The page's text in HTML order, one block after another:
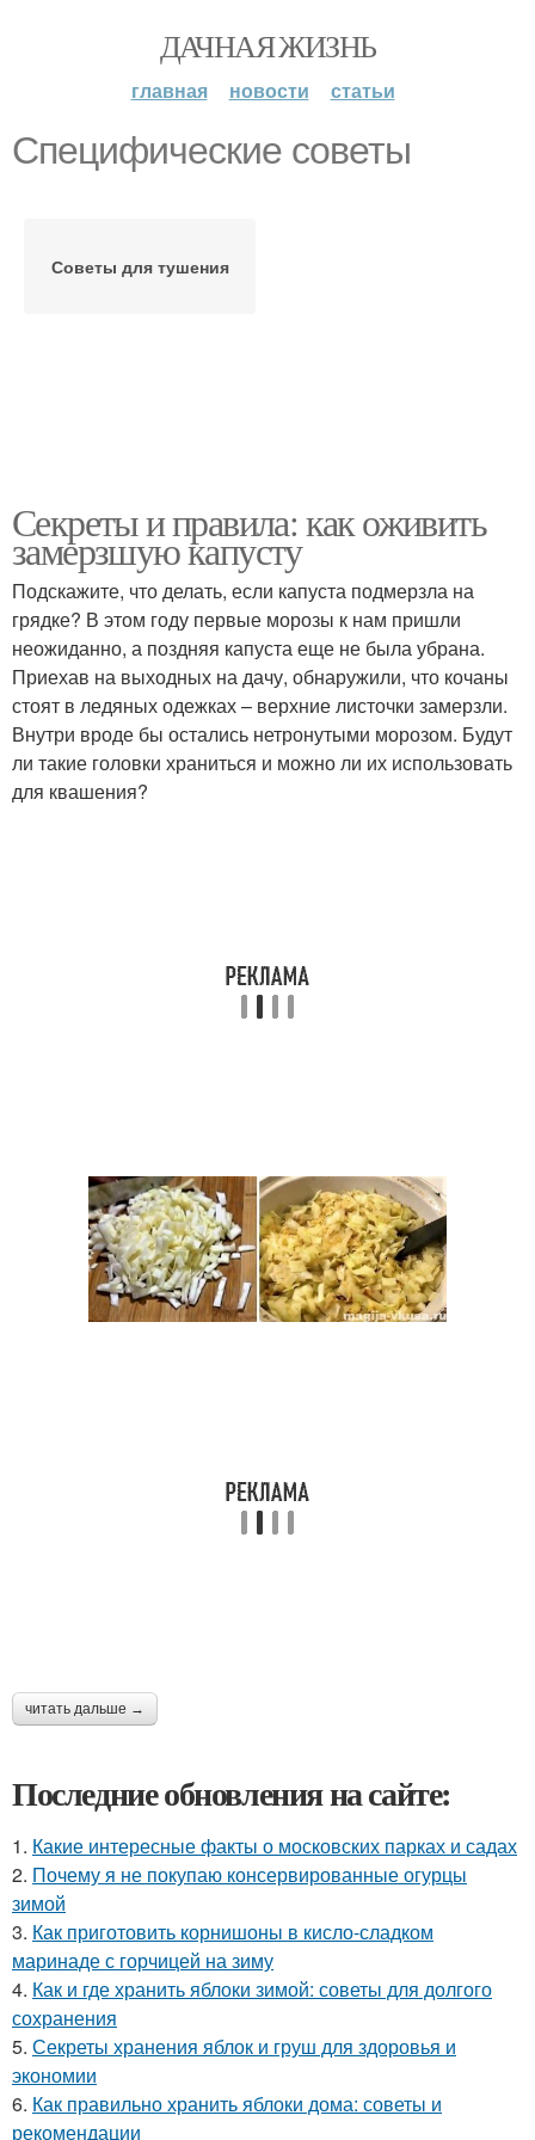
ДАЧНАЯ ЖИЗНЬ
главная новости статьи
Специфические советы
Советы для тушения
Секреты и правила: как оживить
замерзшую капусту
Подскажите, что делать, если капуста подмерзла на
грядке? В этом году первые морозы к нам пришли
неожиданно, а поздняя капуста еще не была убрана.
Приехав на выходных на дачу, обнаружили, что кочаны
стоят в ледяных одежках – верхние листочки замерзли.
Внутри вроде бы остались нетронутыми морозом. Будут
ли такие головки храниться и можно ли их использовать
для квашения?
читать дальше →
Последние обновления на сайте:
1. Какие интересные факты о московских парках и садах
2. Почему я не покупаю консервированные огурцы
зимой
3. Как приготовить корнишоны в кисло-сладком
маринаде с горчицей на зиму
4. Как и где хранить яблоки зимой: советы для долгого
сохранения
5. Секреты хранения яблок и груш для здоровья и
экономии
6. Как правильно хранить яблоки дома: советы и
рекомендации